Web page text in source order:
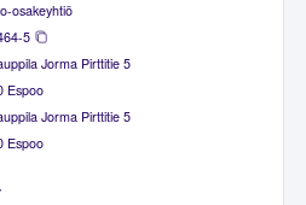
osakeyhtiö
5
Jorma Pirttitie 5
Espoo
Jorma Pirttitie 5
Espoo